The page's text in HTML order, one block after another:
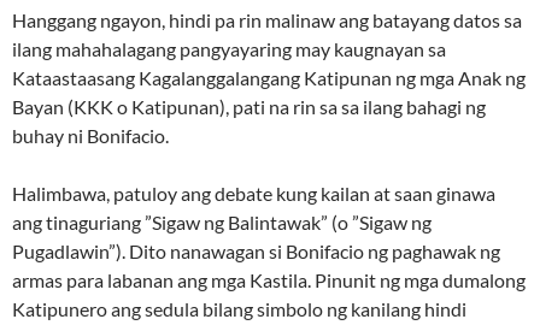
Hanggang ngayon, hindi pa rin malinaw ang batayang datos sa
ilang mahahalagang pangyayaring may kaugnayan sa
Kataastaasang Kagalanggalangang Katipunan ng mga Anak ng
Bayan (KKK o Katipunan), pati na rin sa sa ilang bahagi ng
buhay ni Bonifacio.
Halimbawa, patuloy ang debate kung kailan at saan ginawa
ang tinaguriang ”Sigaw ng Balintawak” (o ”Sigaw ng
Pugadlawin”). Dito nanawagan si Bonifacio ng paghawak ng
armas para labanan ang mga Kastila. Pinunit ng mga dumalong
Katipunero ang sedula bilang simbolo ng kanilang hindi